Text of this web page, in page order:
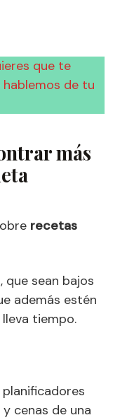
que te
de tu
más
recetas
que sean bajos
además estén
tiempo.
cenas de una